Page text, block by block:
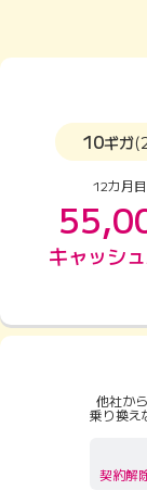
10ギガ
12カ月
キャッシ
他社か
乗り換え
契約解